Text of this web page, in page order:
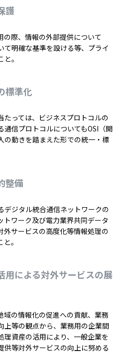
護
の際、情報の外部提供について
て明確な基準を設ける等、プライ
。
標準化
たっては、ビジネスプロトコルの
信プロトコルについてもOSI（開
の動きを踏まえた形での統一・標
整備
デジタル統合通信ネットワークの
ワーク及び電力業界共同データ
外サービスの高度化等情報処理の
。
用による対外サービスの展
域の情報化の促進への貢献、業務
上等の観点から、業務用の企業間
理資産の活用により、一般企業を
供等対外サービスの向上に努める